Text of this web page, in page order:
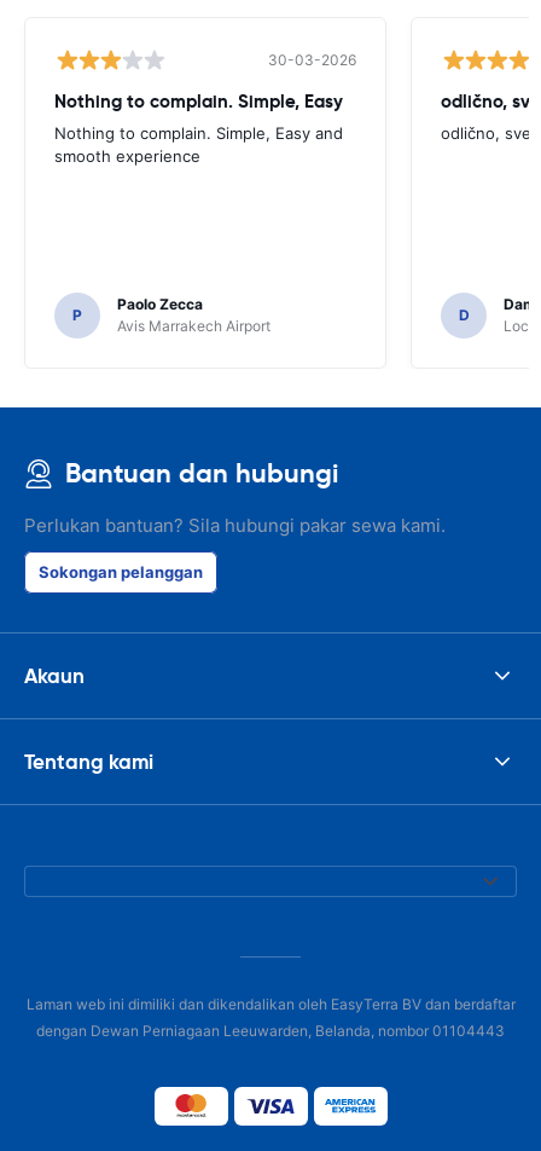
30-03-2026
Nothing to complain. Simple, Easy
Nothing to complain. Simple, Easy and
smooth experience
P
Paolo Zecca
Avis Marrakech Airport
odlično,
odlično, sve
D
Bantuan dan hubungi
Perlukan bantuan? Sila hubungi pakar sewa kami.
Sokongan pelanggan
Akaun
Tentang kami
Laman web ini dimiliki dan dikendalikan oleh EasyTerra BV dan berdaftar
dengan Dewan Perniagaan Leeuwarden, Belanda, nombor 01104443